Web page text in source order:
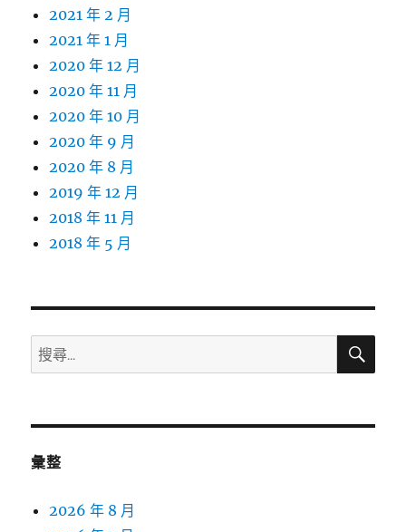
2021 年 2 月
2021 年 1 月
2020 年 12 月
2020 年 11 月
2020 年 10 月
2020 年 9 月
2020 年 8 月
2019 年 12 月
2018 年 11 月
2018 年 5 月
搜
尋
鍵
搜
彙整
2026 年 8 月